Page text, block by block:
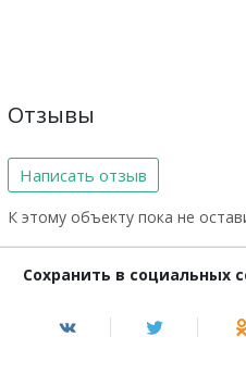
Отзывы
Написать отзыв
К этому объекту пока не
Сохранить в социальных